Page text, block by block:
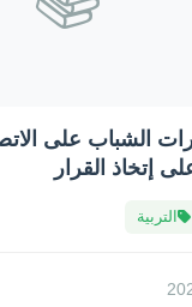
الشباب على
إتخاذ القرار
التربية